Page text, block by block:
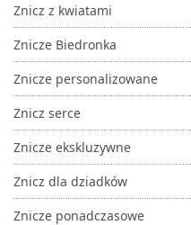
Znicz z kwiatami
Znicze Biedronka
Znicze personalizowane
Znicz serce
Znicze ekskluzywne
Znicz dla dziadków
Znicze ponadczasowe